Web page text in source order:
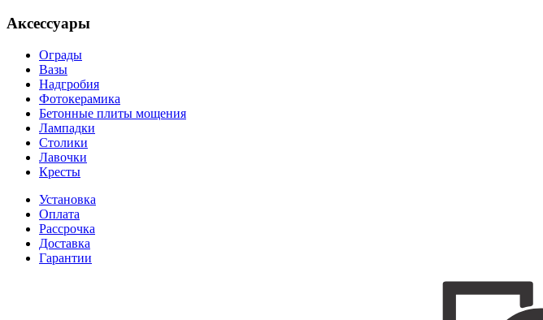
Аксессуары
Ограды
Вазы
Надгробия
Фотокерамика
Бетонные плиты мощения
Лампадки
Столики
Лавочки
Кресты
Установка
Оплата
Рассрочка
Доставка
Гарантии